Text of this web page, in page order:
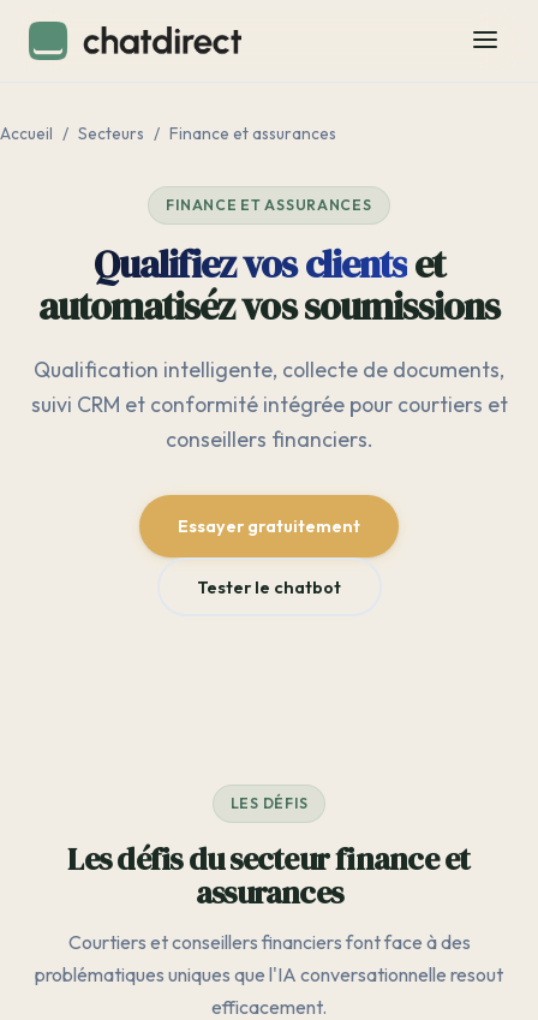
Accueil / Secteurs / Finance et assurances
FINANCE ET ASSURANCES
Qualifiez vos clientset
automatiséz vos soumissions
Qualification intelligente, collecte de documents,
suivi CRM et conformité intégrée pour courtiers et
conseillers financiers.
Essayer gratuitement
Tester le chatbot
LES DÉFIS
Les défis du secteur finance et
assurances
Courtiers et conseillers financiers font face à des
problématiques uniques que l'IA conversationnelle resout
efficacement.